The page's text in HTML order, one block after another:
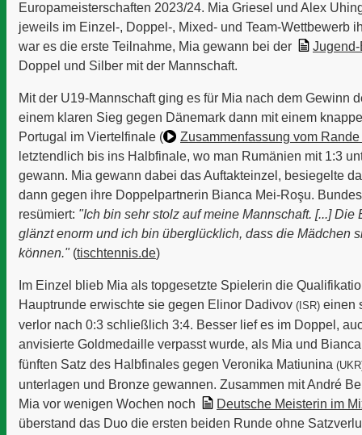
Europameisterschaften 2023/24. Mia Griesel und Alex
jeweils im Einzel-, Doppel-, Mixed- und Team-Wettbewerb
war es die erste Teilnahme, Mia gewann bei der
Doppel und Silber mit der Mannschaft.
Mit der U19-Mannschaft ging es für Mia nach dem Gewinn
einem klaren Sieg gegen Dänemark dann mit einem
Portugal im Viertelfinale ( Zusammenfassung vom
letztendlich bis ins Halbfinale, wo man Rumänien mit 1:3
gewann. Mia gewann dabei das Auftakteinzel, besiegelte
dann gegen ihre Doppelpartnerin Bianca Mei-Roşu.
resümiert: "Ich bin sehr stolz auf meine Mannschaft. [...] Die
glänzt enorm und ich bin überglücklich, dass die Mädchen
können."(tischtennis.de)
Im Einzel blieb Mia als topgesetzte Spielerin die
Hauptrunde erwischte sie gegen Elinor Dadivov (ISR) einen
verlor nach 0:3 schließlich 3:4. Besser lief es im Doppel,
anvisierte Goldmedaille verpasst wurde, als Mia und
fünften Satz des Halbfinales gegen Veronika Matiunina
unterlagen und Bronze gewannen. Zusammen mit André
Mia vor wenigen Wochen noch
Deutsche Meisterin im
überstand das Duo die ersten beiden Runde ohne